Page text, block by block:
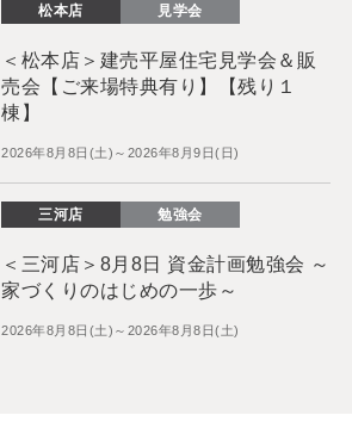
松本店 見学会
＜松本店＞建売平屋住宅見学会＆販
売会【ご来場特典有り】【残り１
棟】
2026年8月8日(土)～2026年8月9日(日)
三河店 勉強会
＜三河店＞8月8日 資金計画勉強会 ～
家づくりのはじめの一歩～
2026年8月8日(土)～2026年8月8日(土)